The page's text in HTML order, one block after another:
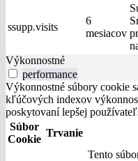
ssupp.visits
6
mesiacov
Výkonnostné
performance
Výkonnostné súbory cookie
kľúčových indexov
poskytovaní lepšej
Súbor
Cookie
Trvanie
Tento